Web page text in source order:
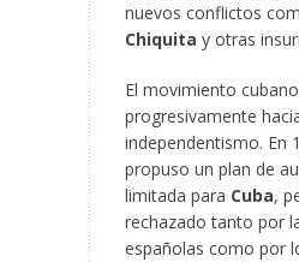
nuevos conflictos
Chiquita y otras
El movimiento
progresivamente
independentismo. En
propuso un plan de
limitada para Cuba,
rechazado tanto por
españolas como por